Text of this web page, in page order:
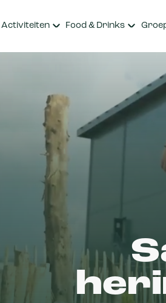
Activiteiten Food & Drinks